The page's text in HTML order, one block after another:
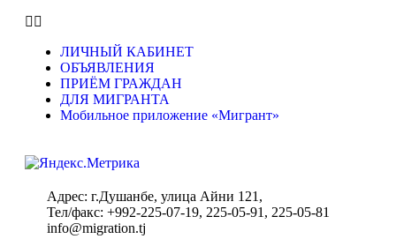
ЛИЧНЫЙ КАБИНЕТ
ОБЪЯВЛЕНИЯ
ПРИЁМ ГРАЖДАН
ДЛЯ МИГРАНТА
Мобильное приложение «Мигрант»
Адрес: г.Душанбе, улица Айни 121,
Тел/факс: +992-225-07-19, 225-05-91, 225-05-81
info@migration.tj